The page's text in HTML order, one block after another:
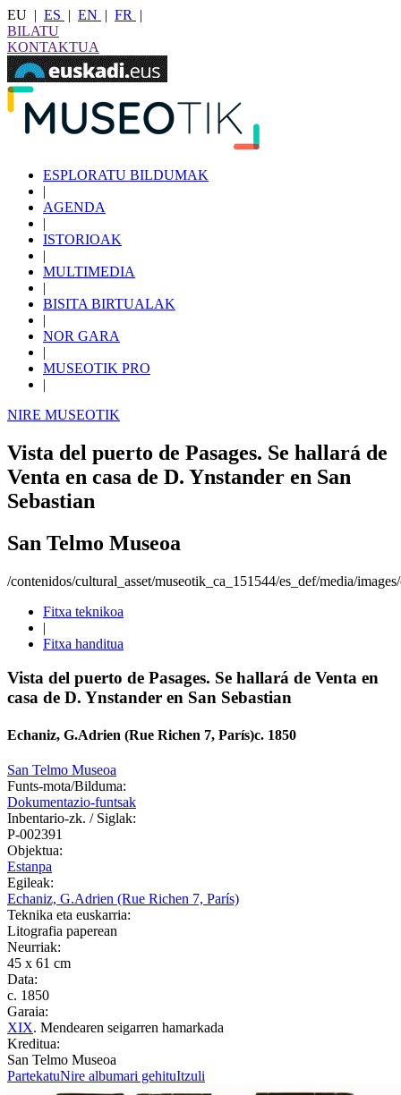
EU | ES | EN | FR
|
BILATU
KONTAKTUA
ESPLORATU BILDUMAK
|
AGENDA
|
ISTORIOAK
|
MULTIMEDIA
|
BISITA BIRTUALAK
|
NOR GARA
|
MUSEOTIK PRO
|
NIRE MUSEOTIK
Vista del puerto de Pasages. Se hallará de
Venta en casa de D. Ynstander en San
Sebastian
San Telmo Museoa
/contenidos/cultural_asset/museotik_ca_151544/es_def/media/
Fitxa teknikoa
|
Fitxa handitua
Vista del puerto de Pasages. Se hallará de Venta en
casa de D. Ynstander en San Sebastian
Echaniz, G.Adrien (Rue Richen 7, París)c. 1850
San Telmo Museoa
Funts-mota/Bilduma:
Dokumentazio-funtsak
Inbentario-zk. / Siglak:
P-002391
Objektua:
Estanpa
Egileak:
Echaniz, G.Adrien (Rue Richen 7, París)
Teknika eta euskarria:
Litografia paperean
Neurriak:
45 x 61 cm
Data:
c. 1850
Garaia:
XIX. Mendearen seigarren hamarkada
Kreditua:
San Telmo Museoa
PartekatuNire albumari gehituItzuli